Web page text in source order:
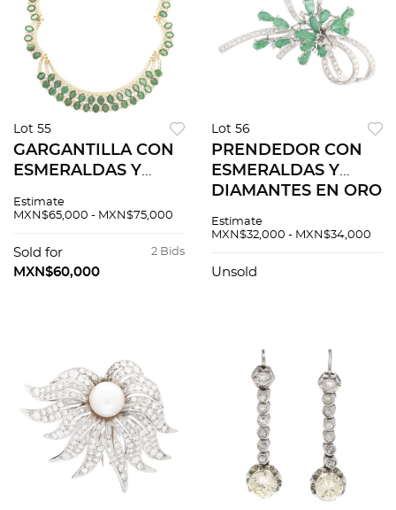
Lot 55
GARGANTILLA CON
ESMERALDAS Y
AMARILLO DE 18K Y
Estimate
MXN$65,000 - MXN$75,000
2 Bids
Sold for
MXN$60,000
Lot 56
PRENDEDOR CON
ESMERALDAS Y
DIAMANTES EN ORO
Estimate
MXN$32,000 - MXN$34,000
Unsold